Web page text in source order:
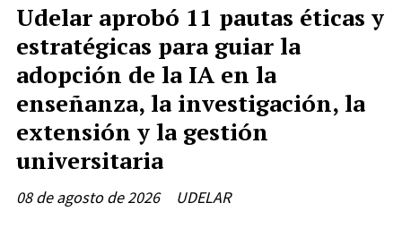
Udelar aprobó 11 pautas éticas y
estratégicas para guiar la
adopción de la IA en la
enseñanza, la investigación, la
extensión y la gestión
universitaria
UDELAR
08 de agosto de 2026